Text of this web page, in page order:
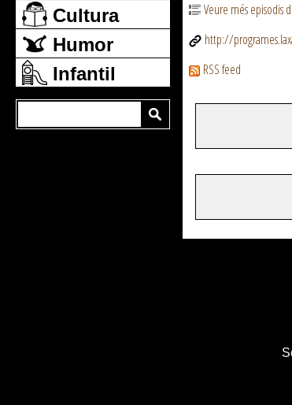
Cultura
Humor
Infantil
Veure més episodis
http://
RSS feed